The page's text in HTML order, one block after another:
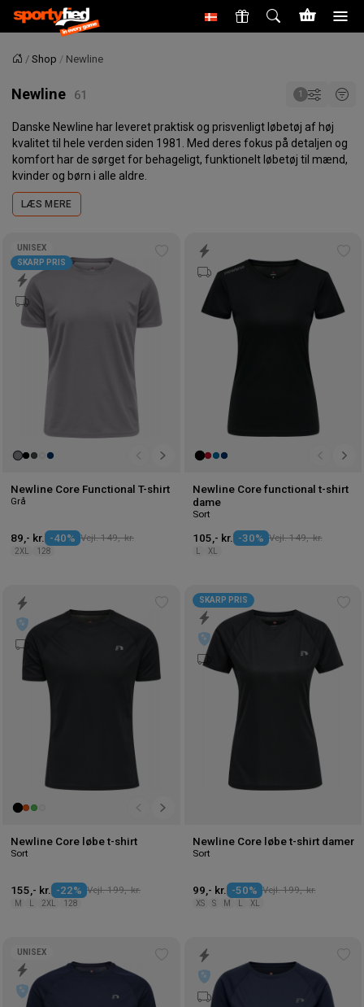
Forside
Shop Newline
Newline
Danske Newline har leveret praktisk og prisvenligt løbetøj af høj
kvalitet til hele verden siden 1981. Med deres fokus på detaljen og
komfort har de sørget for behageligt, funktionelt løbetøj til mænd,
kvinder og børn i alle aldre.
LÆS MERE
ønskeliste
UNISEX
SKARP PRIS
Newline Core Functional T-shirt
Grå
89,- kr. -40% Vejl. 149,- kr.
2XL 128
Newline Core functional t-shirt
dame
Sort
105,- kr. -30% Vejl. 149,- kr.
XL
ønskeliste
Newline Core løbe t-shirt
Sort
155,- kr. -22% Vejl. 199,- kr.
M 2XL 128
SKARP PRIS
Newline Core løbe t-shirt damer
Sort
99,- kr. -50% Vejl. 199,- kr.
XS S M XL
ønskeliste
UNISEX